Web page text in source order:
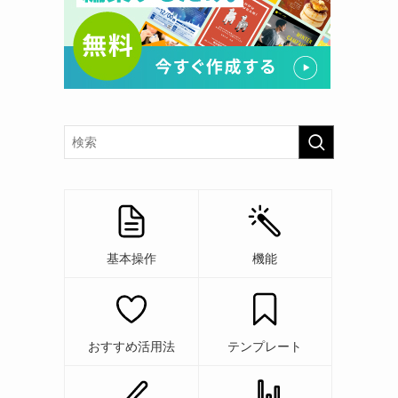
基本操作 機能
おすすめ活用法 テンプレート